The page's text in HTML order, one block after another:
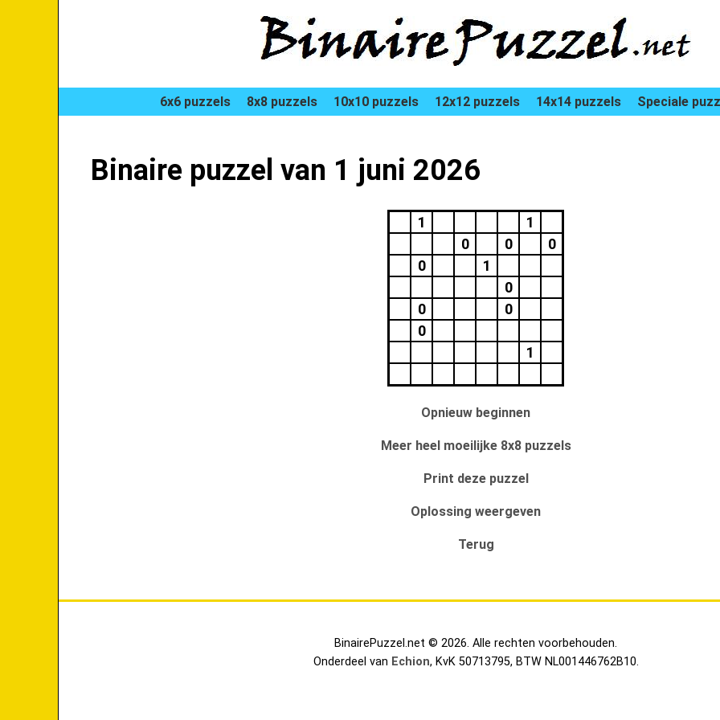
6x6 puzzels 8x8 puzzels 10x10 puzzels 12x12 puzzels 14x14 puzzels Speciale
Binaire puzzel van 1 juni 2026
1
1
0
0
0
0
1
0
0
0
0
1
Opnieuw beginnen
Meer heel moeilijke 8x8 puzzels
Print deze puzzel
Oplossing weergeven
Terug
BinairePuzzel.net © 2026. Alle rechten voorbehouden.
Onderdeel van Echion, KvK 50713795, BTW NL001446762B10.